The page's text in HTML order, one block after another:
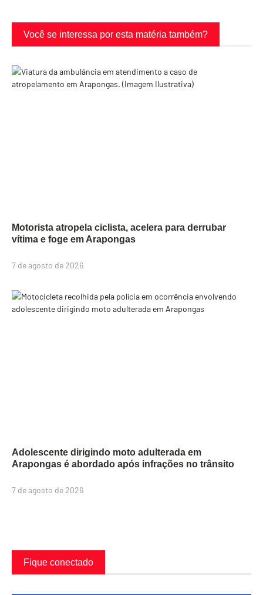
Você se interessa por esta matéria também?
Motorista atropela ciclista, acelera para derrubar
vítima e foge em Arapongas
7 de agosto de 2026
Adolescente dirigindo moto adulterada em
Arapongas é abordado após infrações no trânsito
7 de agosto de 2026
Fique conectado